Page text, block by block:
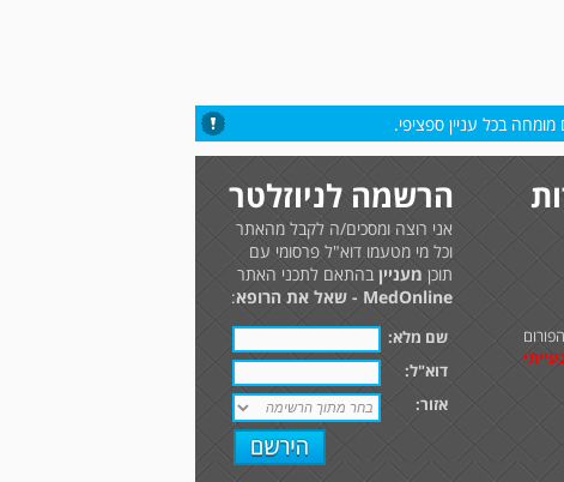
בכל עניין ספציפי.
הרשמה לניוזלטר
אני רוצה ומסכים/ה לקבל מהאתר
וכל מי מטעמו דוא"ל פרסומי עם
תוכן מענייןבהתאם לתכני האתר
MedOnline - שאל את הרופא
:
שם מלא:
דוא"ל:
אזור: